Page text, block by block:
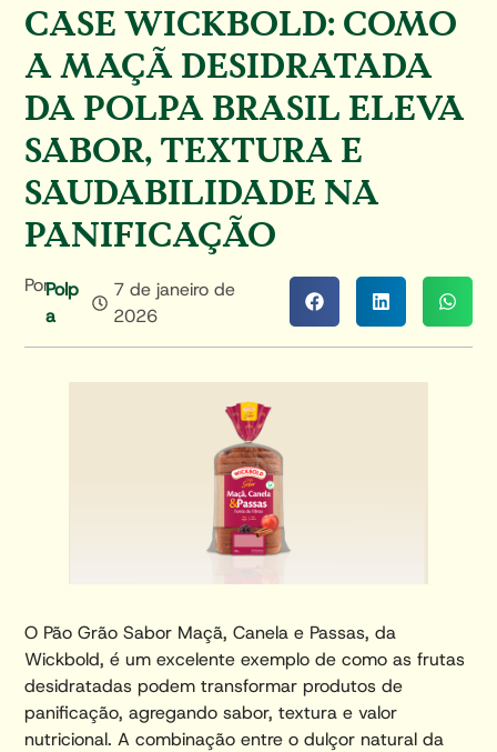
CASE WICKBOLD: COMO
A MAÇÃ DESIDRATADA
DA POLPA BRASIL ELEVA
SABOR, TEXTURA E
SAUDABILIDADE NA
PANIFICAÇÃO
PorPolp
A
7 de janeiro de
2026
O Pão Grão Sabor Maçã, Canela e Passas, da
Wickbold, é um excelente exemplo de como as frutas
desidratadas podem transformar produtos de
panificação, agregando sabor, textura e valor
nutricional. A combinação entre o dulçor natural da